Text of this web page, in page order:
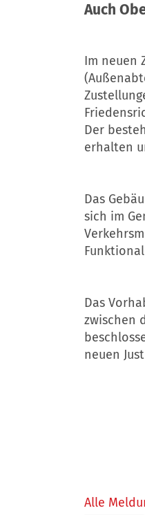
Auch
Im neuen
Der
erhalten
Das
sich im
Das
zwischen
neuen
Alle